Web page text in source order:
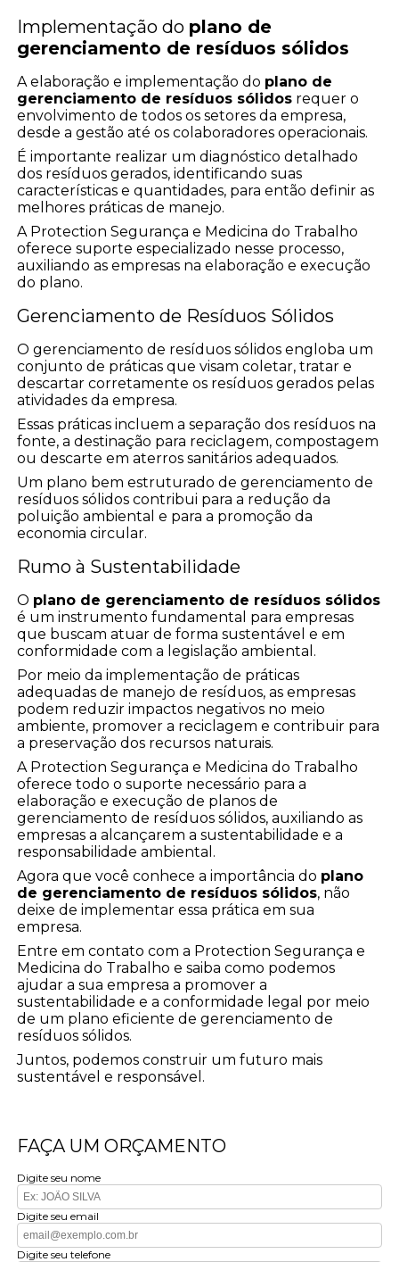
Implementação do plano de
gerenciamento de resíduos sólidos
A elaboração e implementação do plano de
gerenciamento de resíduos sólidos requer o
envolvimento de todos os setores da empresa,
desde a gestão até os colaboradores operacionais.
É importante realizar um diagnóstico detalhado
dos resíduos gerados, identificando suas
características e quantidades, para então definir as
melhores práticas de manejo.
A Protection Segurança e Medicina do Trabalho
oferece suporte especializado nesse processo,
auxiliando as empresas na elaboração e execução
do plano.
Gerenciamento de Resíduos Sólidos
O gerenciamento de resíduos sólidos engloba um
conjunto de práticas que visam coletar, tratar e
descartar corretamente os resíduos gerados pelas
atividades da empresa.
Essas práticas incluem a separação dos resíduos na
fonte, a destinação para reciclagem, compostagem
ou descarte em aterros sanitários adequados.
Um plano bem estruturado de gerenciamento de
resíduos sólidos contribui para a redução da
poluição ambiental e para a promoção da
economia circular.
Rumo à Sustentabilidade
O plano de gerenciamento de resíduos sólidos
é um instrumento fundamental para empresas
que buscam atuar de forma sustentável e em
conformidade com a legislação ambiental.
Por meio da implementação de práticas
adequadas de manejo de resíduos, as empresas
podem reduzir impactos negativos no meio
ambiente, promover a reciclagem e contribuir para
a preservação dos recursos naturais.
A Protection Segurança e Medicina do Trabalho
oferece todo o suporte necessário para a
elaboração e execução de planos de
gerenciamento de resíduos sólidos, auxiliando as
empresas a alcançarem a sustentabilidade e a
responsabilidade ambiental.
Agora que você conhece a importância do plano
de gerenciamento de resíduos sólidos, não
deixe de implementar essa prática em sua
empresa.
Entre em contato com a Protection Segurança e
Medicina do Trabalho e saiba como podemos
ajudar a sua empresa a promover a
sustentabilidade e a conformidade legal por meio
de um plano eficiente de gerenciamento de
resíduos sólidos.
Juntos, podemos construir um futuro mais
sustentável e responsável.
FAÇA UM ORÇAMENTO
Digite seu nome
Digite seu email
Digite seu telefone